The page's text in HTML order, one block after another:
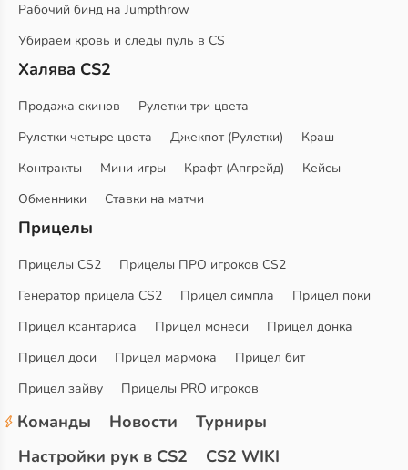
Рабочий бинд на Jumpthrow
Убираем кровь и следы пуль в CS
Халява CS2
Продажа скинов
Рулетки три цвета
Рулетки четыре цвета
Джекпот (Рулетки)
Краш
Контракты
Мини игры Крафт (Апгрейд)
Кейсы
Обменники
Ставки на матчи
Прицелы
Прицелы CS2
Прицелы ПРО игроков CS2
Генератор прицела CS2
Прицел симпла
Прицел поки
Прицел ксантариса
Прицел монеси
Прицел донка
Прицел доси
Прицел мармока
Прицел бит
Прицел зайву
Прицелы PRO игроков
Команды Новости
Турниры
Настройки рук в CS2
CS2 WIKI